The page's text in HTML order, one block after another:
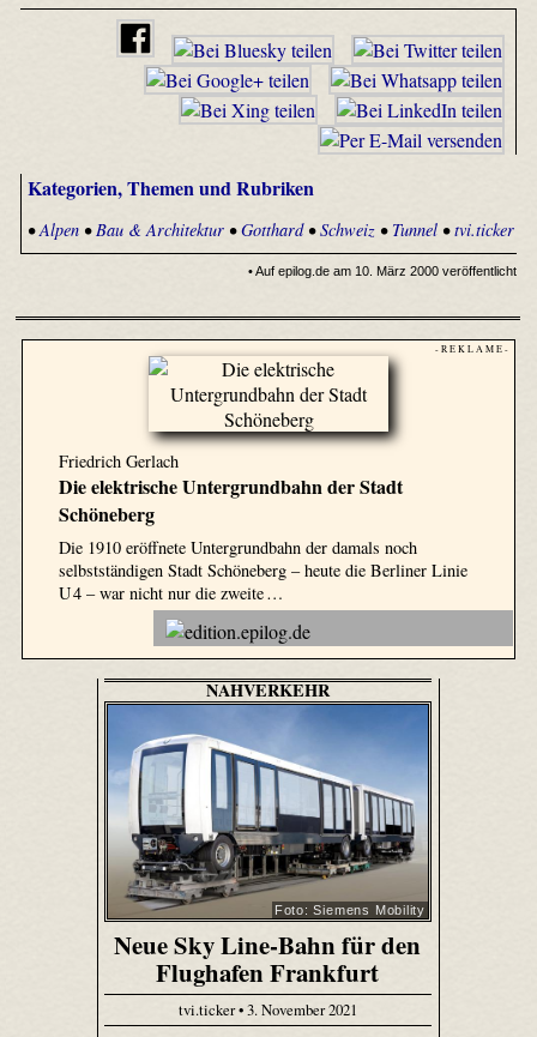
Kategorien, Themen und Rubriken
•Alpen•Bau & Architektur•Gotthard•Schweiz• Tunnel•tvi.ticker
• Auf epilog.de am 10. März 2000 veröffentlicht
- R E K L A M E -
Friedrich Gerlach
Die elektrische Untergrundbahn der Stadt
Schöneberg
Die 1910 eröffnete Untergrundbahn der damals noch
selbstständigen Stadt Schöneberg – heute die Berliner Linie
U 4 – war nicht nur die zweite …
NAHVERKEHR
Foto: Siemens Mobility
Neue Sky Line-Bahn für den
Flughafen Frankfurt
tvi.ticker • 3. November 2021